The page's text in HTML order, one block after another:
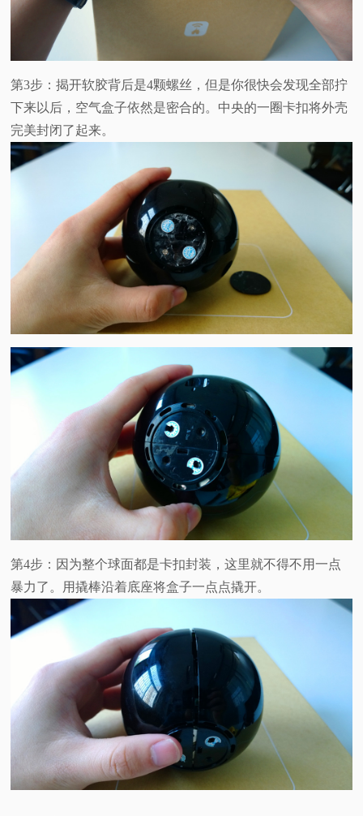
第3步：揭开软胶背后是4颗螺丝，但是你很快会发现全部拧
下来以后，空气盒子依然是密合的。中央的一圈卡扣将外壳
完美封闭了起来。
第4步：因为整个球面都是卡扣封装，这里就不得不用一点
暴力了。用撬棒沿着底座将盒子一点点撬开。